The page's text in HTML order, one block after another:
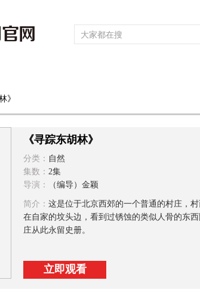
中文国际
》
《寻踪东胡林》
分类： 自然
集数： 2集
导演：
（编导）金颖
简介： 这是位于北京西郊的一个普通的村庄，
在自家的坟头边，看到过锈蚀的类似人骨的东
庄从此永留史册。
立即观看